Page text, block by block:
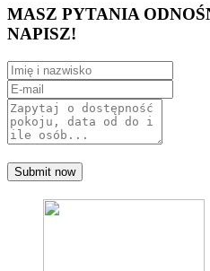
MASZ PYTANIA
NAPISZ!
Submit now